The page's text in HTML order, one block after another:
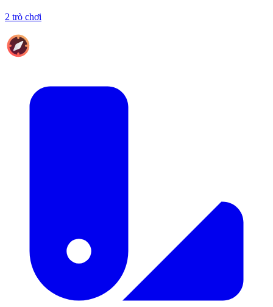
2 trò chơi